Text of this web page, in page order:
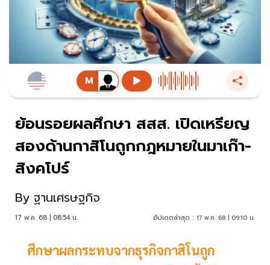
ย้อนรอยผลศึกษา สสส. เปิดเหรียญ
สองด้านกาสิโนถูกกฎหมายในมาเก๊า-
สิงคโปร์
By ฐานเศรษฐกิจ
17 พ.ค. 68 | 08:54 น. อัปเดตล่าสุด : 17 พ.ค. 68 | 09:10 น.
ศึกษาผลกระทบจากธุรกิจกาสิโนถูก